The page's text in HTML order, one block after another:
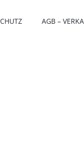
AGB –